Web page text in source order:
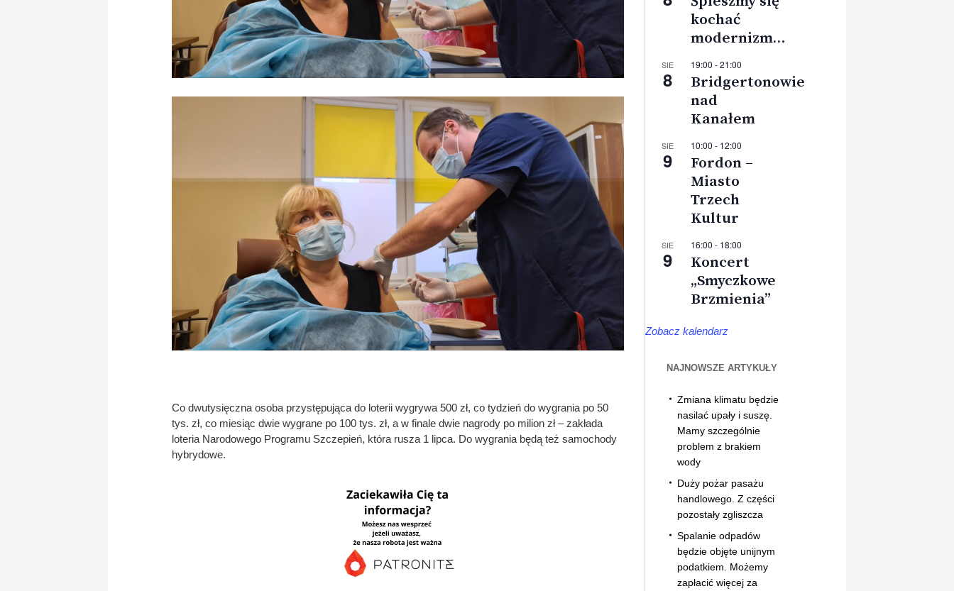
Co dwutysięczna osoba przystępująca do loterii wygrywa 500 zł, co tydzień do wygrania po 50
tys. zł, co miesiąc dwie wygrane po 100 tys. zł, a w finale dwie nagrody po milion zł – zakłada
loteria Narodowego Programu Szczepień, która rusza 1 lipca. Do wygrania będą też samochody
hybrydowe.
kochać
modernizm…
SIE
8
19:00 -21:00
Bridgertonowie
nad
Kanałem
SIE
9
10:00 - 12:00
Fordon –
Miasto
Trzech
Kultur
SIE
9
16:00 - 18:00
Koncert
„Smyczkowe
Brzmienia”
Zobacz kalendarz
NAJNOWSZE ARTYKUŁY
Zmiana klimatu będzie
nasilać upały i suszę.
Mamy szczególnie
problem z brakiem
wody
Duży pożar pasażu
handlowego. Z części
pozostały zgliszcza
Spalanie odpadów
będzie objęte unijnym
podatkiem. Możemy
zapłacić więcej za